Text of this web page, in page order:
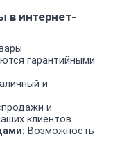
в интернет-
гарантийными
и
и
клиентов.
Возможность